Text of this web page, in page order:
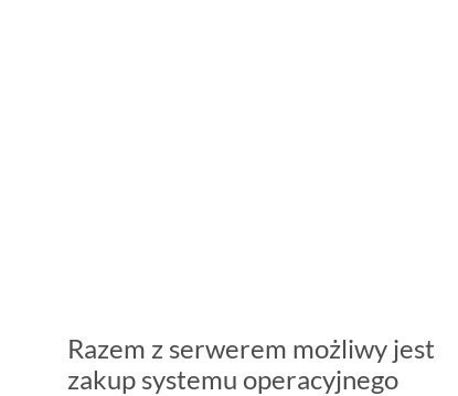
Razem z serwerem możliwy jest
zakup systemu operacyjnego